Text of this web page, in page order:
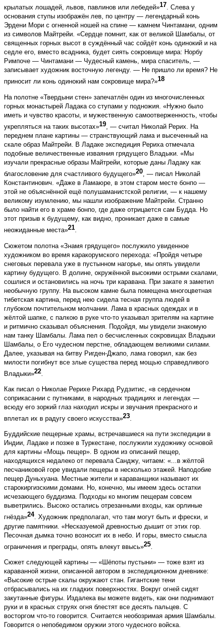
крылатых лошадей, львов, павлинов или лебедей»17. Слева у
основания ступы изображён лев, по центру — легендарный конь
Эрдени Мори с огненной ношей на спине — камнем Чинтамани, одним
из символов Майтрейи. «Сердце помнит, как от великой Шамбалы, от
священных горных высот в суждённый час сойдёт конь одинокий и на
седле его, вместо всадника, будет сиять сокровище мира: Норбу
Римпоче — Чинтамани — Чудесный камень, мира спаситель, —
записывает художник восточную легенду. — Не пришло ли время? Не
приносит ли конь одинокий нам сокровище мира?»18
На полотне «Твердыни стен» запечатлён один из многочисленных
горных монастырей Ладака со ступами у подножия. «Нужно было
иметь и чувство красоты, и мужественную самоотверженность, чтобы
укрепляться на таких высотах»19 , — считал Николай Рерих. На
переднем плане картины — странствующий лама и высеченный на
скале образ Майтрейи. В Ладаке экспедиция Рериха отмечала
подобные величественные изваяния грядущего Владыки. «Мы
изучали прекрасные образы Майтрейи, которые даны Ладаку как
благословение для счастливого будущего»20, — писал Николай
Константинович. «Даже в Ламаюре, в этом старом месте бонпо —
этой не объяснённой ещё полушаманистской религии, — к нашему
великому изумлению, мы нашли изображение Майтрейи. Странно
было найти его в храме бонпо, где даже отрицается сам Будда. Но
этот призыв к будущему, как видно, проникает даже в самые
неожиданные места»21.
Сюжетом полотна «Знамя грядущего» послужило увиденное
художником во время каракорумского перехода: «Пройдя четыре
снеговых перевала уже в пустынном нагорье, мы опять увидели
картину будущего. В долине, окружённой высокими острыми скалами,
сошлися и остановились на ночь три каравана. При закате я заметил
необычную группу. На высоком камне была помещена многоцветная
тибетская картина, перед нею сидела тесная группа людей в
глубоком почтительном молчании. Лама в красных одеждах и в
жёлтой шапке, с палкою в руке что-то указывал зрителям на картине
и ритмично сказывал объяснения. Подойдя, мы увидели знакомую
нам танку Шамбалы. Лама пел о бесчисленных сокровищах Владыки
Шамбалы, о Его чудесном перстне, обладающем великими силами.
Далее, указывая на битву Ригден-Джапо, лама говорил, как без
милости погибнут все злые существа перед мощью справедливого
Владыки»22
Как писал о Николае Рерихе Рихард Рудзитис, «в сердечном
соприкасании с путниками, в народных традициях и легендах —
всюду его зоркий глаз находил искры и звучания прекрасного и
вплетал их в радугу своего искусства»23.
Буддийские пещерные храмы, встречавшиеся на пути экспедиции в
Индии, Ладаке и позже в Туркестане, послужили художнику основой
для картины «Мощь пещер». В одном из описаний пещер,
находящихся недалеко от перевала Санджу, читаем: «...в жёлтой
песчаниковой горе увидали пещеры в несколько этажей. Наподобие
пещер Дуньхуана. Местные жители и караванщики называют их
старокиргизскими домами. Но, конечно, мы имеем здесь остатки
исчезающего буддизма. Подходы ко многим пещерам совсем
выветрились. Высоко остались отрезанными входы, как орлиные
гнёзда»24. Художник предполагал, что там могут быть и фрески, и
другие памятники. «Несказуемой древностью дышит от этих гор.
Песочная дымка точно возносит их в небо. И горы, вместо смысла
ограничения и преграды, опять влекут ввысь»25
Сюжет следующей картины — «Шёпоты пустыни» — тоже взят из
караванной жизни, описанной автором в экспедиционном дневнике:
«Высокие острые скалы окружают стан. Гигантские тени
отбрасывались на их гладких поверхностях. Вокруг огней сидят
закутанные фигуры. Издалека вы можете видеть, как они поднимают
руки и в красных струях огня блестят все десять пальцев. С
восторгом что-то говорится. Считается необозримая армия Шамбалы.
Говорится о непобедимом оружии этого чудесного войска.